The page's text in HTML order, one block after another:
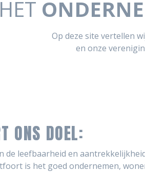
HET
Op deze site vertellen
en onze
ONS DOEL:
de leefbaarheid en
is het goed ondernemen,